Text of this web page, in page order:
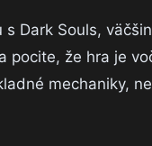
Dark Souls,
že hra je
mechaniky,